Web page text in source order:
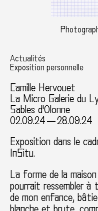
Actualités
Exposition personnelle
Camille Hervouet
La Micro Galerie du
Sables d'Olonne
02.09.24 — 28.09.24
Exposition dans le
InSitu.
La forme de la
pourrait ressembler à
de mon enfance,